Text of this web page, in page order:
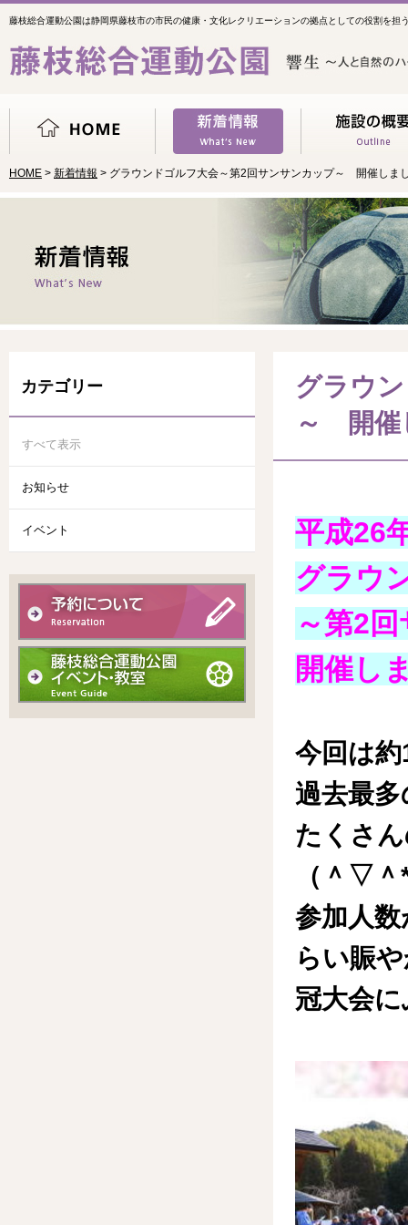
藤枝総合運動公園は静岡県藤枝市の市民の健康・文化レクリエーションの拠点としての役割を担
HOME > 新着情報 > グラウンドゴルフ大会～第2回サンサンカップ～ 開催しま
グラウ
～ 開催
平成26
グラウ
～第2
開催し
今回は
過去最
たくさ
（＾▽＾
参加人
らい賑
冠大会
カテゴリー
すべて表示
お知らせ
イベント